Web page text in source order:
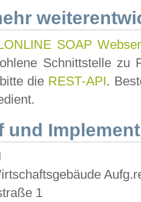
SOAP
Schnittstelle zu
die REST-API.
und
1